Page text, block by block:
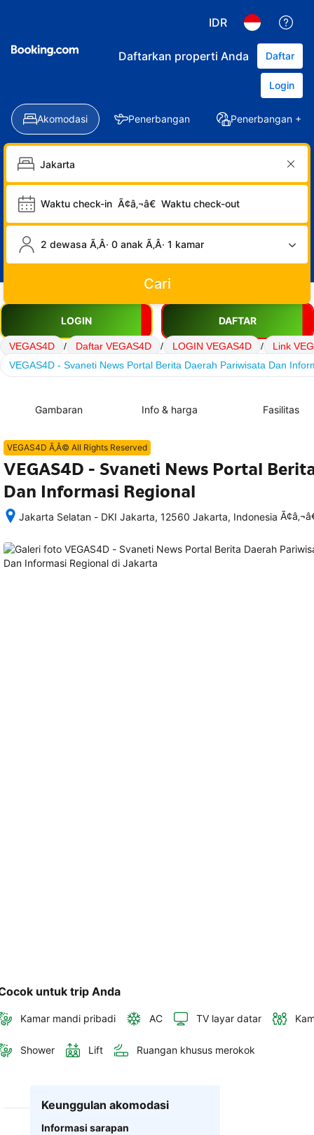
IDR
Daftarkan properti Anda Daftar
Login
Akomodasi Penerbangan Penerbangan +
Waktu check-in Ã¢â‚¬â€ Waktu check-out
2 dewasa Ã‚Â· 0 anak Ã‚Â· 1 kamar
Cari
LOGIN DAFTAR
VEGAS4D / Daftar VEGAS4D / LOGIN VEGAS4D /
Link
VEGAS4D - Svaneti News Portal Berita Daerah Pariwisata Dan
Gambaran Info & harga Fasilitas
VEGAS4D Ã‚Â© All Rights Reserved
VEGAS4D - Svaneti News Portal
Dan Informasi Regional
Jakarta Selatan - DKI Jakarta, 12560 Jakarta, Indonesia
memesan,
semua
untuk trip Anda
Kamar mandi pribadi AC TV layar datar
Shower Lift Ruangan khusus merokok
Keunggulan akomodasi
Informasi sarapan